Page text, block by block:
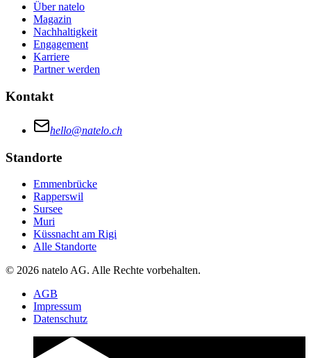
Über natelo
Magazin
Nachhaltigkeit
Engagement
Karriere
Partner werden
Kontakt
hello@natelo.ch
Standorte
Emmenbrücke
Rapperswil
Sursee
Muri
Küssnacht am Rigi
Alle Standorte
© 2026 natelo AG. Alle Rechte vorbehalten.
AGB
Impressum
Datenschutz